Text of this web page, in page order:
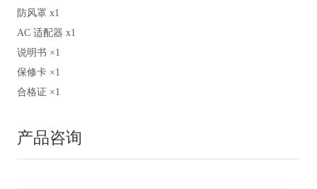
防风罩 x1
AC 适配器 x1
说明书 ×1
保修卡 ×1
合格证 ×1
产品咨询